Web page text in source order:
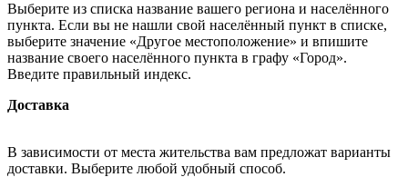
Выберите из списка название вашего региона и населённого
пункта. Если вы не нашли свой населённый пункт в списке,
выберите значение «Другое местоположение» и впишите
название своего населённого пункта в графу «Город».
Введите правильный индекс.
Доставка
В зависимости от места жительства вам предложат варианты
доставки. Выберите любой удобный способ.